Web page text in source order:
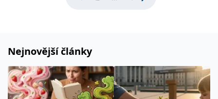
Nejnovější články